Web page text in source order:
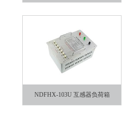
NDFHX-103U 互感器负荷箱